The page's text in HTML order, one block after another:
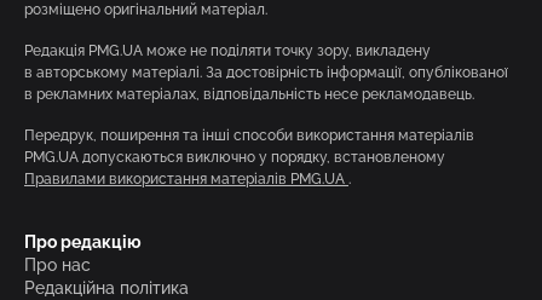
розміщено оригінальний матеріал.
Редакція PMG.UA може не поділяти точку зору, викладену
в авторському матеріалі. За достовірність інформації, опублікованої
в рекламних матеріалах, відповідальність несе рекламодавець.
Передрук, поширення та інші способи використання матеріалів
PMG.UA допускаються виключно у порядку, встановленому
Правилами використання матеріалів PMG.UA .
Про редакцію
Про нас
Редакційна політика